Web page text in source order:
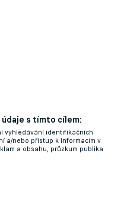
s tímto cílem:
vyhledávání identifikačních
a/nebo přístup k informacím v
a obsahu, průzkum publika